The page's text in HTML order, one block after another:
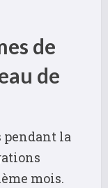
de
de
pendant la
mois.